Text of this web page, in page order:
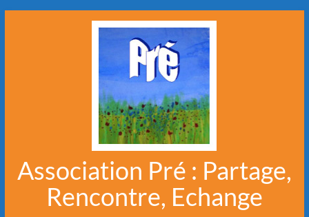
Association Pré : Partage,
Rencontre, Echange